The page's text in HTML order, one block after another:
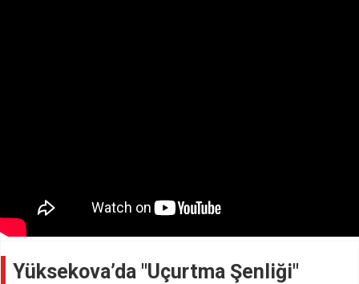
Yüksekova’da "Uçurtma Şenliği"